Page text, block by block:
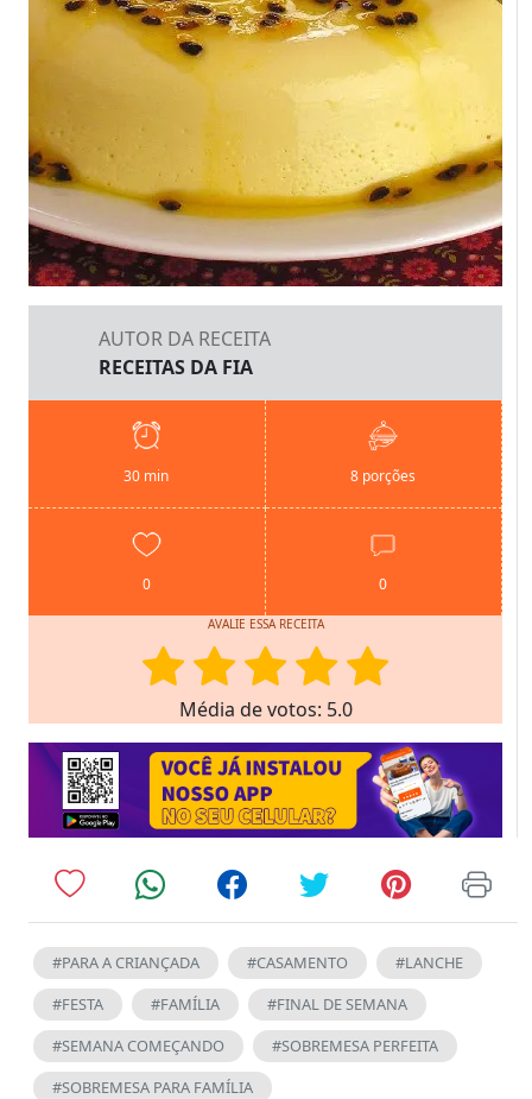
AUTOR DA RECEITA
RECEITAS DA FIA
30 min 8 porções
0 0
AVALIE ESSA RECEITA
Média de votos: 5.0
#PARA A CRIANÇADA #CASAMENTO
#LANCHE
#FESTA
#FAMÍLIA
#FINAL DE SEMANA
#SEMANA COMEÇANDO
#SOBREMESA PERFEITA
#SOBREMESA PARA FAMÍLIA